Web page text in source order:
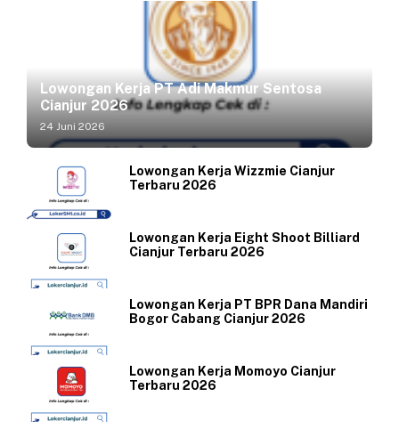
Lowongan Kerja PT Adi Makmur Sentosa
Cianjur 2026
24 Juni 2026
Lowongan Kerja Wizzmie Cianjur
Terbaru 2026
Lowongan Kerja Eight Shoot Billiard
Cianjur Terbaru 2026
Lowongan Kerja PT BPR Dana Mandiri
Bogor Cabang Cianjur 2026
Lowongan Kerja Momoyo Cianjur
Terbaru 2026